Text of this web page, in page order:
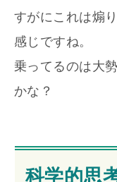
すがにこれは煽
感じですね。
乗ってるのは大
かな？
科学的思